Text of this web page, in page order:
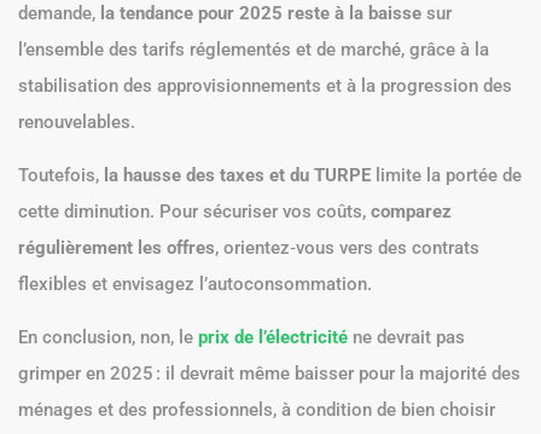
demande, la tendance pour 2025 reste à la baisse sur
l’ensemble des tarifs réglementés et de marché, grâce à la
stabilisation des approvisionnements et à la progression des
renouvelables.
Toutefois, la hausse des taxes et du TURPE limite la portée de
cette diminution. Pour sécuriser vos coûts, comparez
régulièrement les offres, orientez‑vous vers des contrats
flexibles et envisagez l’autoconsommation.
En conclusion, non, le prix de l’électricité ne devrait pas
grimper en 2025 : il devrait même baisser pour la majorité des
ménages et des professionnels, à condition de bien choisir